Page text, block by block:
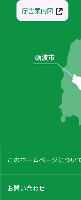
庁舎案内図
このホームページについ
お問い合わせ